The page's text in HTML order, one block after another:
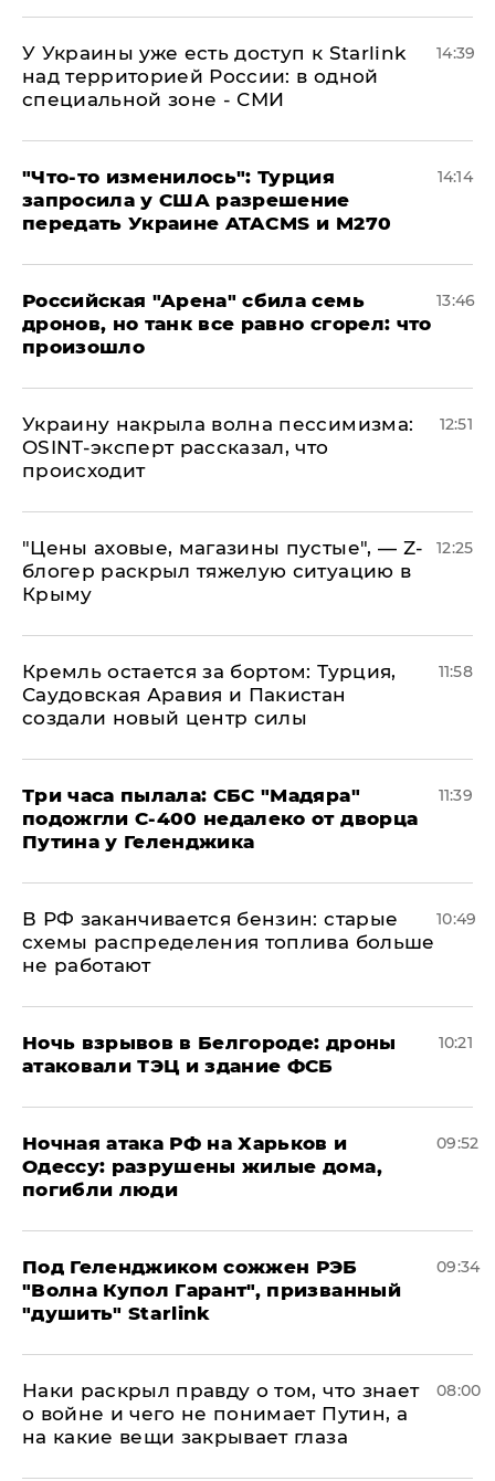
У Украины уже есть доступ к Starlink
над территорией России: в одной
специальной зоне - СМИ
14:39
​"Что-то изменилось": Турция
запросила у США разрешение
передать Украине ATACMS и M270
14:14
​Российская "Арена" сбила семь
дронов, но танк все равно сгорел: что
произошло
13:46
​Украину накрыла волна пессимизма:
OSINT-эксперт рассказал, что
происходит
12:51
​"Цены аховые, магазины пустые", — Z-
блогер раскрыл тяжелую ситуацию в
Крыму
12:25
​Кремль остается за бортом: Турция,
Саудовская Аравия и Пакистан
создали новый центр силы
11:58
Три часа пылала: СБС "Мадяра"
подожгли С-400 недалеко от дворца
Путина у Геленджика
11:39
​В РФ заканчивается бензин: старые
схемы распределения топлива больше
не работают
10:49
​Ночь взрывов в Белгороде: дроны
атаковали ТЭЦ и здание ФСБ
10:21
​Ночная атака РФ на Харьков и
Одессу: разрушены жилые дома,
погибли люди
09:52
Под Геленджиком сожжен РЭБ
"Волна Купол Гарант", призванный
"душить" Starlink
09:34
Наки раскрыл правду о том, что знает
о войне и чего не понимает Путин, а
на какие вещи закрывает глаза
08:00